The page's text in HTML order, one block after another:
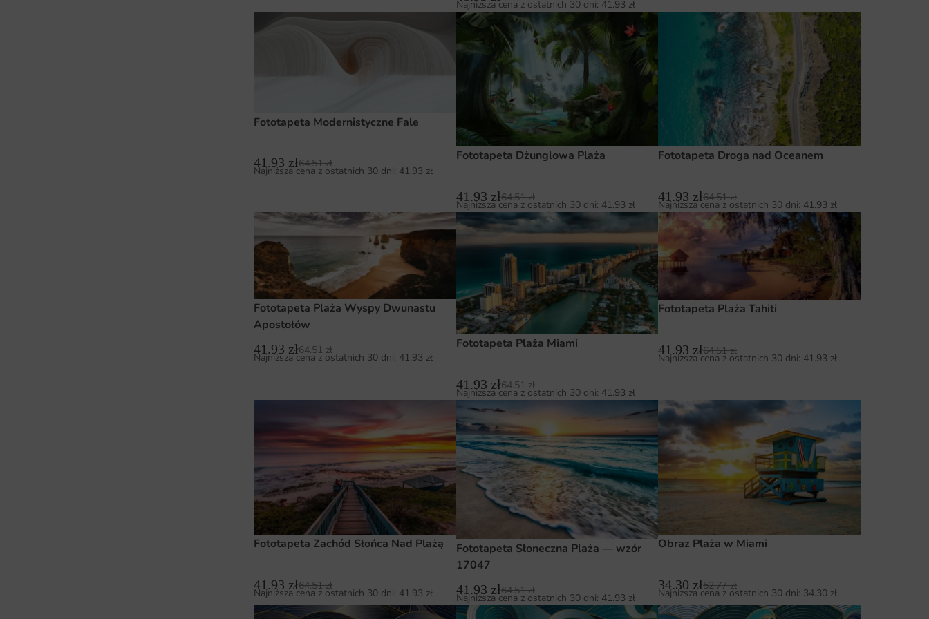
Najniższa cena z ostatnich 30 dni: 41.93 zł
Fototapeta Modernistyczne Fale
41.93 zł64.51zł
Najniższa cena z ostatnich 30 dni: 41.93 zł
Fototapeta Dżunglowa Plaża
41.93 zł64.51zł
Najniższa cena z ostatnich 30 dni: 41.93 zł
Fototapeta Droga nad Oceanem
41.93 zł64.51zł
Najniższa cena z ostatnich 30 dni: 41.93 zł
Fototapeta Plaża Wyspy Dwunastu
Apostołów
41.93 zł64.51zł
Najniższa cena z ostatnich 30 dni: 41.93 zł
Fototapeta Plaża Miami
41.93 zł64.51zł
Najniższa cena z ostatnich 30 dni: 41.93 zł
Fototapeta Plaża Tahiti
41.93 zł64.51zł
Najniższa cena z ostatnich 30 dni: 41.93 zł
Fototapeta Zachód Słońca Nad Plażą
41.93 zł64.51zł
Najniższa cena z ostatnich 30 dni: 41.93 zł
Fototapeta Słoneczna Plaża — wzór
17047
41.93 zł64.51zł
Najniższa cena z ostatnich 30 dni: 41.93 zł
Obraz Plaża w Miami
34.30 zł52.77zł
Najniższa cena z ostatnich 30 dni: 34.30 zł